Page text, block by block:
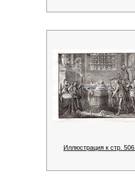
Иллюстрация к стр. 506.